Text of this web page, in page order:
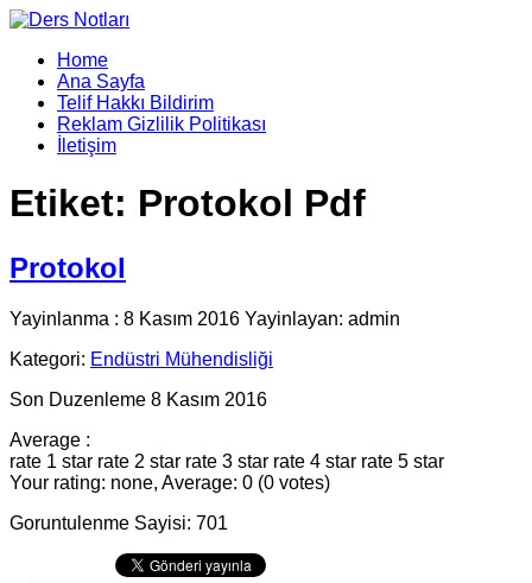
Home
Ana Sayfa
Telif Hakkı Bildirim
Reklam Gizlilik Politikası
İletişim
Etiket: Protokol Pdf
Protokol
Yayinlanma : 8 Kasım 2016 Yayinlayan: admin
Kategori: Endüstri Mühendisliği
Son Duzenleme 8 Kasım 2016
Average :
rate 1 star rate 2 star rate 3 star rate 4 star rate 5 star
Your rating: none, Average: 0 (0 votes)
Goruntulenme Sayisi: 701